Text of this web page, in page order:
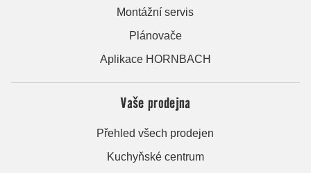
Montážní servis
Plánovače
Aplikace HORNBACH
Vaše prodejna
Přehled všech prodejen
Kuchyňské centrum